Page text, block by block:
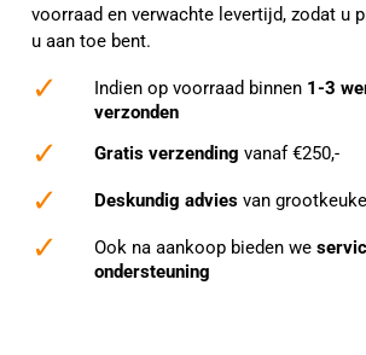
voorraad en verwachte levertijd, zodat u
u aan toe bent.
✓ Indien op voorraad binnen 1-3
verzonden
✓ Gratis verzending vanaf €250,-
✓ Deskundig advies van
✓ Ook na aankoop bieden we
ondersteuning